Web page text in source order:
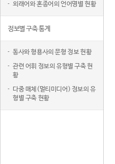
외래어와 혼종어의 언어명별 현황
정보별 구축 통계
동사와 형용사의 문형 정보 현황
관련 어휘 정보의 유형별 구축 현
황
다중 매체(멀티미디어) 정보의 유
형별 구축 현황